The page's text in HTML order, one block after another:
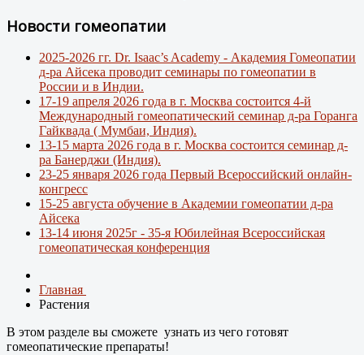
Новости гомеопатии
2025-2026 гг. Dr. Isaac’s Academy - Академия Гомеопатии
д-ра Айсека проводит семинары по гомеопатии в
России и в Индии.
17-19 апреля 2026 года в г. Москва состоится 4-й
Международный гомеопатический семинар д-ра Горанга
Гайквада ( Мумбаи, Индия).
13-15 марта 2026 года в г. Москва состоится семинар д-
ра Банерджи (Индия).
23-25 января 2026 года Первый Всероссийский онлайн-
конгресс
15-25 августа обучение в Академии гомеопатии д-ра
Айсека
13-14 июня 2025г - 35-я Юбилейная Всероссийская
гомеопатическая конференция
Главная
Растения
В этом разделе вы сможете узнать из чего готовят
гомеопатические препараты!